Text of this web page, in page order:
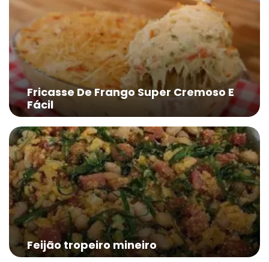
Fricasse De Frango Super Cremoso E
Fácil
Feijão tropeiro mineiro